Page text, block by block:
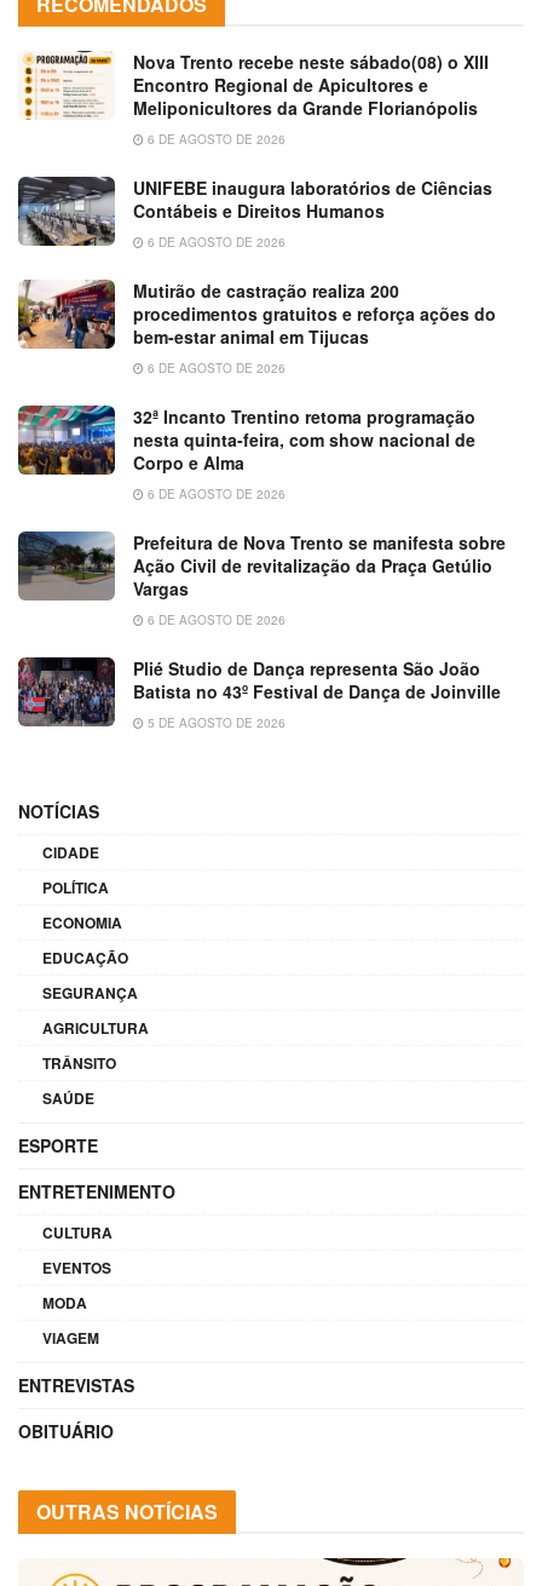
Nova Trento recebe neste sábado(08) o XIII
Encontro Regional de Apicultores e
Meliponicultores da Grande Florianópolis
6 DE AGOSTO DE 2026
UNIFEBE inaugura laboratórios de Ciências
Contábeis e Direitos Humanos
6 DE AGOSTO DE 2026
Mutirão de castração realiza 200
procedimentos gratuitos e reforça ações do
bem-estar animal em Tijucas
6 DE AGOSTO DE 2026
32ª Incanto Trentino retoma programação
nesta quinta-feira, com show nacional de
Corpo e Alma
6 DE AGOSTO DE 2026
Prefeitura de Nova Trento se manifesta sobre
Ação Civil de revitalização da Praça Getúlio
Vargas
6 DE AGOSTO DE 2026
Plié Studio de Dança representa São João
Batista no 43º Festival de Dança de Joinville
5 DE AGOSTO DE 2026
NOTÍCIAS
CIDADE
POLÍTICA
ECONOMIA
EDUCAÇÃO
SEGURANÇA
AGRICULTURA
TRÂNSITO
SAÚDE
ESPORTE
ENTRETENIMENTO
CULTURA
EVENTOS
MODA
VIAGEM
ENTREVISTAS
OBITUÁRIO
OUTRAS NOTÍCIAS